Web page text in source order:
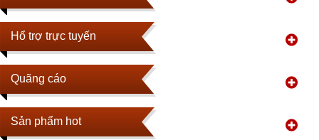
Hổ trợ trực tuyến
Quãng cáo
Sản phẩm hot